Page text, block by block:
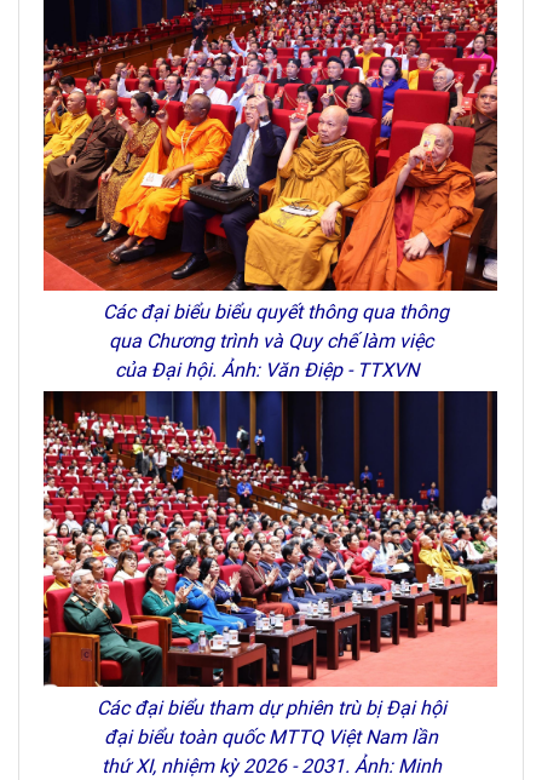
Các đại biểu biểu quyết thông qua thông
qua Chương trình và Quy chế làm việc
của Đại hội. Ảnh: Văn Điệp - TTXVN
Các đại biểu tham dự phiên trù bị Đại hội
đại biểu toàn quốc MTTQ Việt Nam lần
thứ XI, nhiệm kỳ 2026 - 2031. Ảnh: Minh